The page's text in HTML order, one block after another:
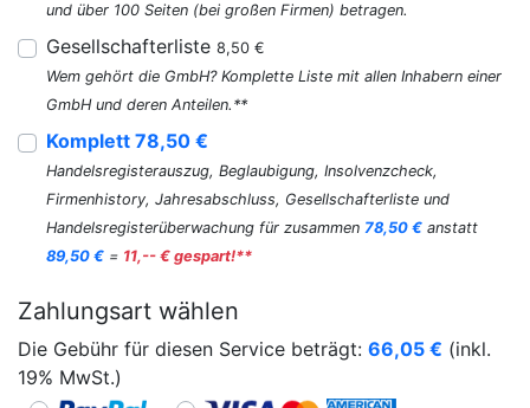
und über 100 Seiten (bei großen Firmen) betragen.
Gesellschafterliste 8,50 €
Wem gehört die GmbH? Komplette Liste mit allen Inhabern einer
GmbH und deren Anteilen.**
Komplett 78,50 €
Handelsregisterauszug, Beglaubigung, Insolvenzcheck,
Firmenhistory, Jahresabschluss, Gesellschafterliste und
Handelsregisterüberwachung für zusammen 78,50 € anstatt
89,50 € = 11,-- € gespart!**
Zahlungsart wählen
Die Gebühr für diesen Service beträgt: 66,05 € (inkl.
19% MwSt.)